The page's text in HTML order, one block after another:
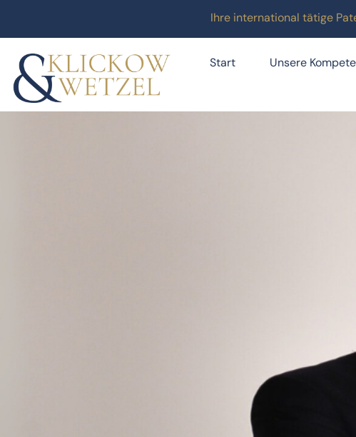
Ihre international tätige
Start Unsere